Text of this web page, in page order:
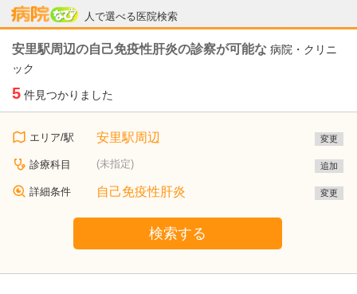
人で選べる医院検索
病院なび
安里駅周辺の自己免疫性肝炎の診察が可能な 病院・クリニ
ック
5 件見つかりました
エリア/駅 安里駅周辺 変更
診療科目 (未指定) 追加
詳細条件 自己免疫性肝炎 変更
検索する